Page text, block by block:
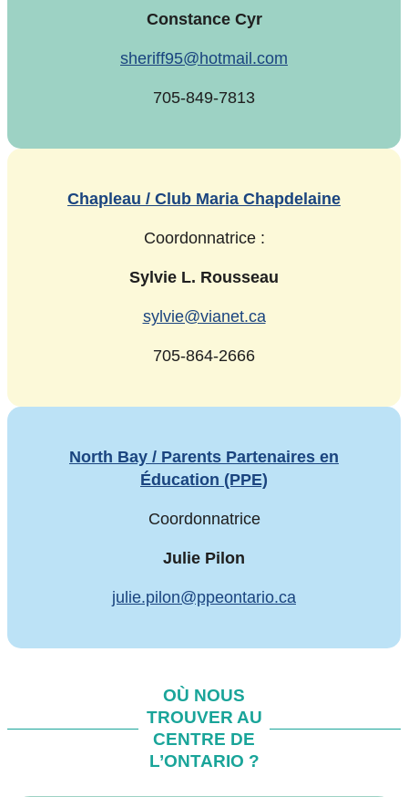
Constance Cyr
sheriff95@hotmail.com
705-849-7813
Chapleau / Club Maria Chapdelaine
Coordonnatrice :
Sylvie L. Rousseau
sylvie@vianet.ca
705-864-2666
North Bay / Parents Partenaires en
Éducation (PPE)
Coordonnatrice
Julie Pilon
julie.pilon@ppeontario.ca
OÙ NOUS
TROUVER AU
CENTRE DE
L’ONTARIO ?